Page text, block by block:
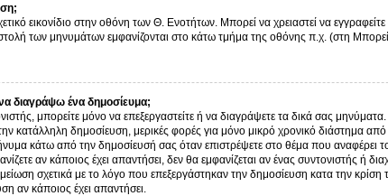
εικονίδιο στην οθόνη των Θ. Ενοτήτων. Μπορεί να χρειαστεί να
των μηνυμάτων εμφανίζονται στο κάτω τμήμα της οθόνης π.χ. (στη
διαγράψω ένα δημοσίευμα;
μπορείτε μόνο να επεξεργαστείτε ή να διαγράψετε τα δικά σας
κατάλληλη δημοσίευση, μερικές φορές για μόνο μικρό χρονικό διάστημα
κάτω από την δημοσίευσή σας όταν επιστρέψετε στο θέμα που αναφέρει
αν κάποιος έχει απαντήσει, δεν θα εμφανίζεται αν ένας συντονιστής ή
σχετικά με το λόγο που επεξεργάστηκαν την δημοσίευση κατα την κρίση
αν κάποιος έχει απαντήσει.